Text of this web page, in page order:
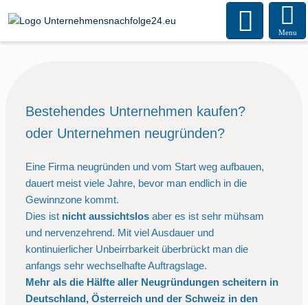
Menu
Bestehendes Unternehmen kaufen?
oder Unternehmen neugründen?
Eine Firma neugründen und vom Start weg aufbauen,
dauert meist viele Jahre, bevor man endlich in die
Gewinnzone kommt.
Dies ist nicht aussichtslosaber es ist sehr mühsam
und nervenzehrend. Mit viel Ausdauer und
kontinuierlicher Unbeirrbarkeit überbrückt man die
anfangs sehr wechselhafte Auftragslage.
Mehr als die Hälfte aller Neugründungen scheitern in
Deutschland, Österreich und der Schweiz in den